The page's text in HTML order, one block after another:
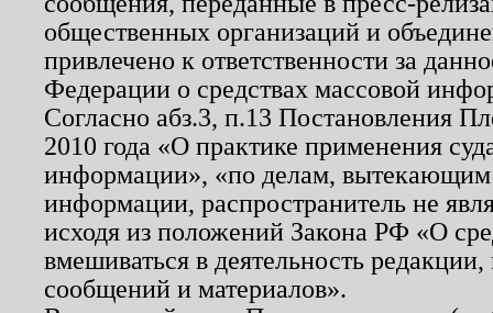
общественных организаций и
привлечено к ответственности за
Федерации о средствах массовой
Согласно абз.3, п.13 Постановления
2010 года «О практике применения
информации», «по делам, вытекающим
информации, распространитель не
исходя из положений Закона РФ «О
вмешиваться в деятельность
сообщений и материалов».